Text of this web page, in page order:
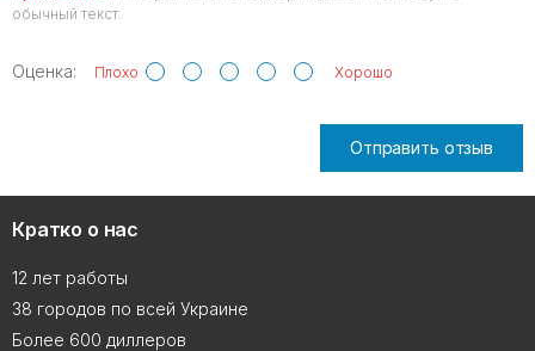
обычный текст.
Оценка: Плохо Хорошо
Отправить отзыв
Кратко о нас
12 лет работы
38 городов по всей Украине
Более 600 диллеров